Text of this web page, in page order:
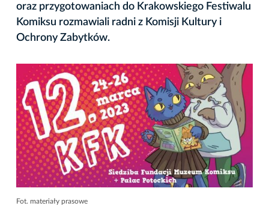
oraz przygotowaniach do Krakowskiego Festiwalu
Komiksu rozmawiali radni z Komisji Kultury i
Ochrony Zabytków.
Fot. materiały prasowe